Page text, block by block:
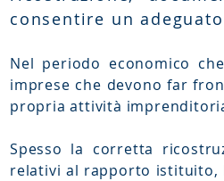
consentire un
Nel periodo economico
imprese che devono far
propria attività
Spesso la corretta
relativi al rapporto istituito,